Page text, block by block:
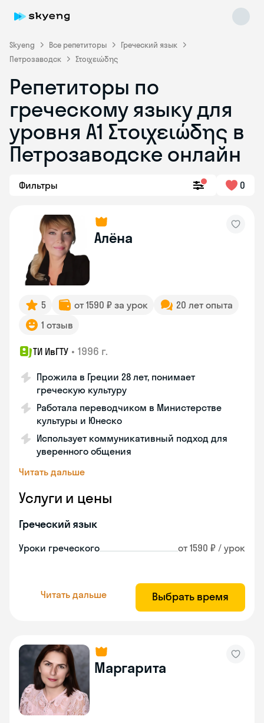
Skyeng Все репетиторы
Греческий язык
Петрозаводск
Στοιχειώδης
Репетиторы по
греческому языку для
уровня Α1 Στοιχειώδης в
Петрозаводске онлайн
Фильтры 0
Алёна
5 от 1590 ₽ за урок
20 лет опыта
1 отзыв
ТИ ИвГТУ • 1996 г.
Прожила в Греции 28 лет, понимает
греческую культуру
Работала переводчиком в Министерстве
культуры и Юнеско
Использует коммуникативный подход для
уверенного общения
Читать дальше
Услуги и цены
Греческий язык
Уроки греческого от 1590 ₽ / урок
Читать дальше Выбрать время
Маргарита
Skyeng Chat
online